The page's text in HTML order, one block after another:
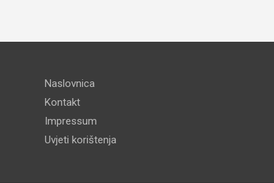
Naslovnica
Kontakt
Impressum
Uvjeti korištenja